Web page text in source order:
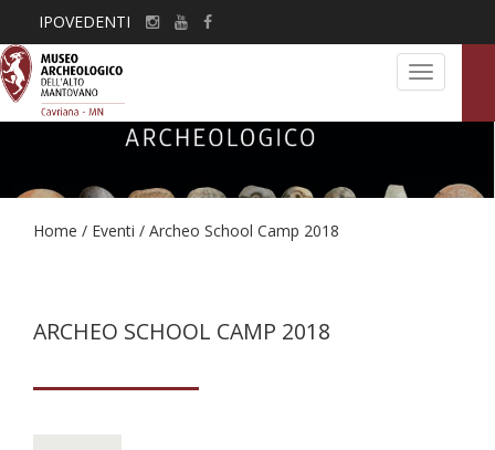
IPOVEDENTI
Toggle
navigation
Home / Eventi / Archeo School Camp 2018
ARCHEO SCHOOL CAMP 2018